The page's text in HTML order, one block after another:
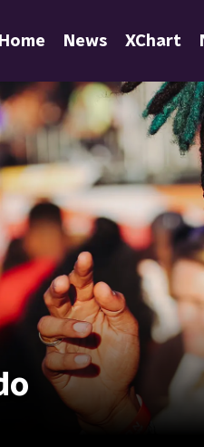
Home News XChart